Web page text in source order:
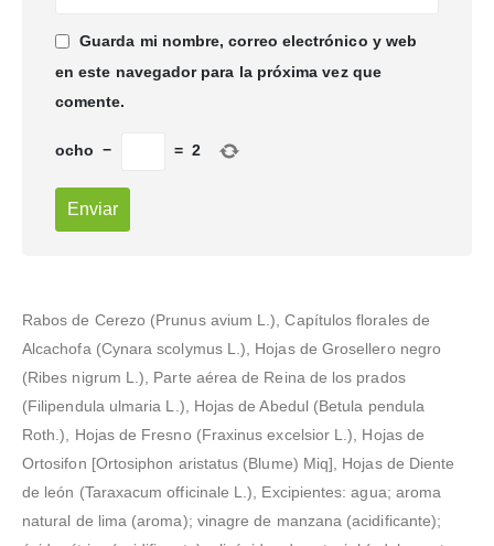
Guarda mi nombre, correo electrónico y web
en este navegador para la próxima vez que
comente.
ocho − = 2
Rabos de Cerezo (Prunus avium L.), Capítulos florales de
Alcachofa (Cynara scolymus L.), Hojas de Grosellero negro
(Ribes nigrum L.), Parte aérea de Reina de los prados
(Filipendula ulmaria L.), Hojas de Abedul (Betula pendula
Roth.), Hojas de Fresno (Fraxinus excelsior L.), Hojas de
Ortosifon [Ortosiphon aristatus (Blume) Miq], Hojas de Diente
de león (Taraxacum officinale L.), Excipientes: agua; aroma
natural de lima (aroma); vinagre de manzana (acidificante);